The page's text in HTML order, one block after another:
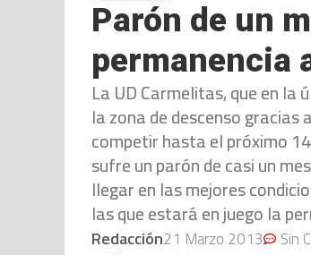
Parón de un
permanencia
La UD Carmelitas, que en la
la zona de descenso
competir hasta el próximo
sufre un parón de casi un
llegar en las mejores
las que estará en juego la
Redacción21 Marzo 2013 Sin